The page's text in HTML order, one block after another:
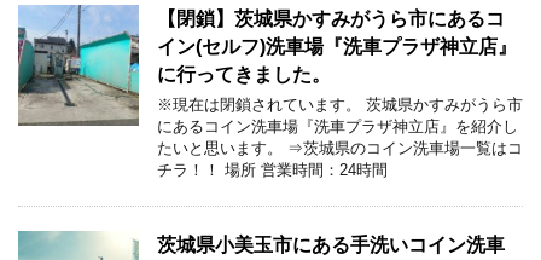
【閉鎖】茨城県かすみがうら市にあるコ
イン(セルフ)洗車場『洗車プラザ神立店』
に行ってきました。
※現在は閉鎖されています。 茨城県かすみがうら市
にあるコイン洗車場『洗車プラザ神立店』を紹介し
たいと思います。 ⇒茨城県のコイン洗車場一覧はコ
チラ！！ 場所 営業時間：24時間
茨城県小美玉市にある手洗いコイン洗車